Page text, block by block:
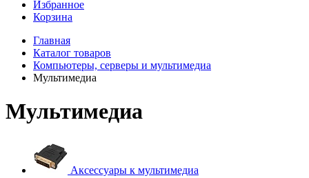
Избранное
Корзина
Главная
Каталог товаров
Компьютеры, серверы и мультимедиа
Мультимедиа
Мультимедиа
Аксессуары к мультимедиа